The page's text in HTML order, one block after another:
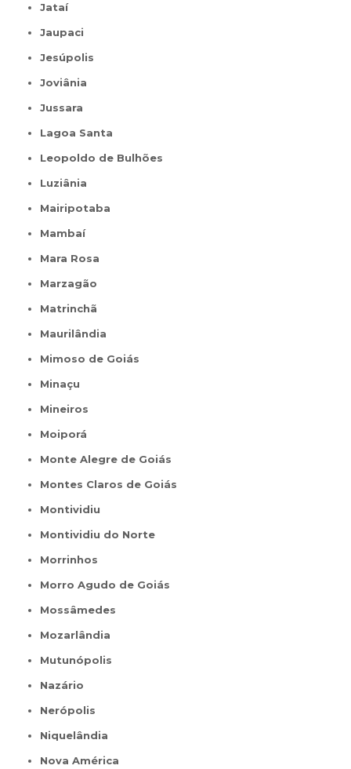
Jataí
Jaupaci
Jesúpolis
Joviânia
Jussara
Lagoa Santa
Leopoldo de Bulhões
Luziânia
Mairipotaba
Mambaí
Mara Rosa
Marzagão
Matrinchã
Maurilândia
Mimoso de Goiás
Minaçu
Mineiros
Moiporá
Monte Alegre de Goiás
Montes Claros de Goiás
Montividiu
Montividiu do Norte
Morrinhos
Morro Agudo de Goiás
Mossâmedes
Mozarlândia
Mutunópolis
Nazário
Nerópolis
Niquelândia
Nova América